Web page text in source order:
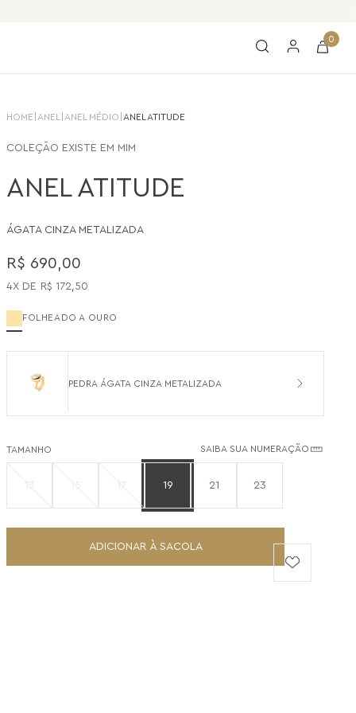
0
HOME ANEL ANEL MÉDIO ANEL ATITUDE
COLEÇÃO EXISTE EM MIM
ANEL ATITUDE
ÁGATA CINZA METALIZADA
R$ 690,00
4 R$ 172,50
FOLHEADO A OURO
PEDRA ÁGATA CINZA METALIZADA
SAIBA SUA NUMERAÇÃO
TAMANHO
13 15 17 19 21 23
ADICIONAR À SACOLA